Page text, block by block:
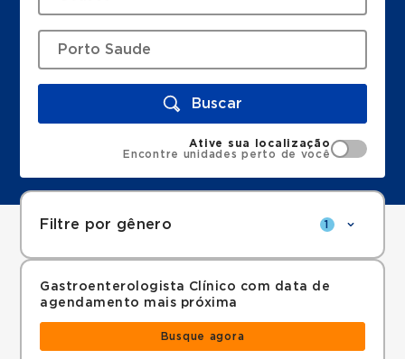
Buscar
Ative sua localização
Encontre unidades perto de você
Filtre por gênero 1
Gastroenterologista Clínico com data de
agendamento mais próxima
Busque agora